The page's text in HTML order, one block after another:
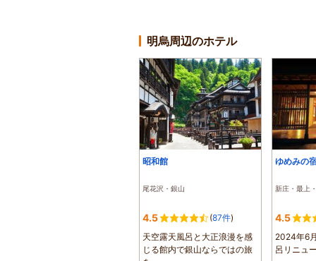
明烏周辺のホテル
昭和館
尾花沢・銀山
4.5 (87件)
天空露天風呂と大正浪漫を感
じる館内で銀山ならではの旅
ゆめみの
新庄・最上
4.5
2024年6
呂リニュ